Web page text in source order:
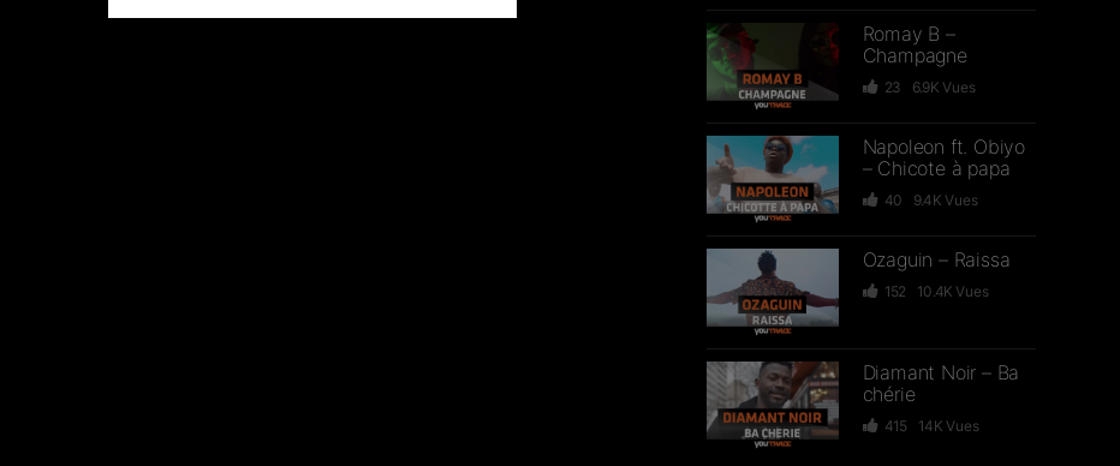
Romay B –
Champagne
23 6.9KVues
Napoleon ft. Obiyo
– Chicote à papa
40 9.4KVues
Ozaguin – Raissa
152 10.4K Vues
Diamant Noir – Ba
chérie
415 14KVues